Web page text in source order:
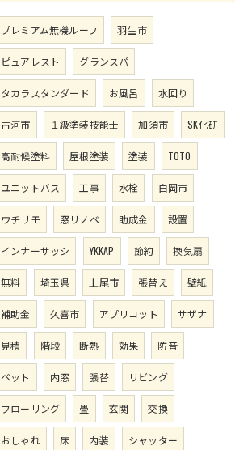
プレミアム無機ルーフ 羽生市
ピュアレスト グランスパ
タカラスタンダード お風呂 水回り
古河市 １級塗装技能士 加須市 SK化研
高耐候塗料 屋根塗装 塗装 TOTO
ユニットバス 工事 水栓 白岡市
ウチリモ 窓リノベ 助成金 設置
インナーサッシ YKKAP 節約 換気扇
無料 埼玉県 上尾市 張替え 壁紙
補助金 久喜市 アプリコット サザナ
見積 階段 断熱 効果 防音
ペット 内窓 張替 リビング
フローリング 畳 玄関 交換
おしゃれ 床 内装 シャッター